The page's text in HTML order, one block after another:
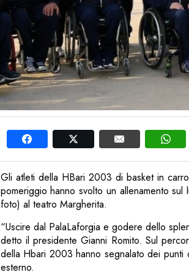
Gli atleti della HBari 2003 di basket in
pomeriggio hanno svolto un allenamento
foto) al teatro Margherita.
“Uscire dal PalaLaforgia e godere dello
detto il presidente Gianni Romito. Sul
della Hbari 2003 hanno segnalato dei punti
esterno.